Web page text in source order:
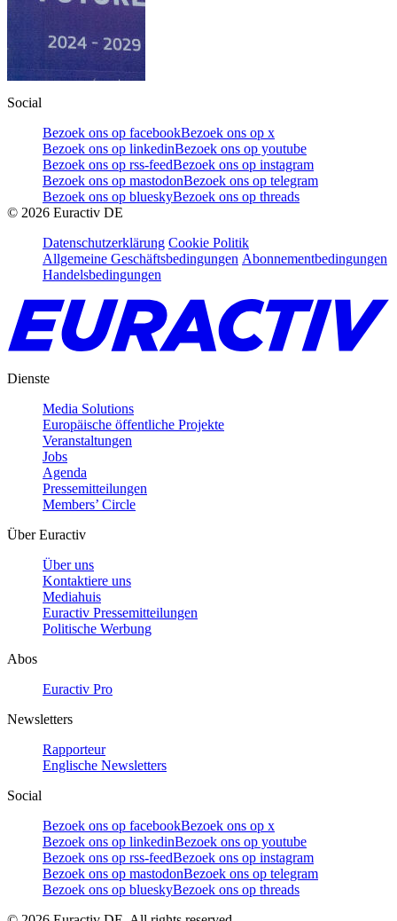
Social
Bezoek ons op facebookBezoek ons op x
Bezoek ons op linkedinBezoek ons op youtube
Bezoek ons op rss-feedBezoek ons op instagram
Bezoek ons op mastodonBezoek ons op telegram
Bezoek ons op blueskyBezoek ons op threads
© 2026 Euractiv DE
Datenschutzerklärung Cookie Politik
Allgemeine Geschäftsbedingungen Abonnementbedingungen
Handelsbedingungen
Dienste
Media Solutions
Europäische öffentliche Projekte
Veranstaltungen
Jobs
Agenda
Pressemitteilungen
Members’ Circle
Über Euractiv
Über uns
Kontaktiere uns
Mediahuis
Euractiv Pressemitteilungen
Politische Werbung
Abos
Euractiv Pro
Newsletters
Rapporteur
Englische Newsletters
Social
Bezoek ons op facebookBezoek ons op x
Bezoek ons op linkedinBezoek ons op youtube
Bezoek ons op rss-feedBezoek ons op instagram
Bezoek ons op mastodonBezoek ons op telegram
Bezoek ons op blueskyBezoek ons op threads